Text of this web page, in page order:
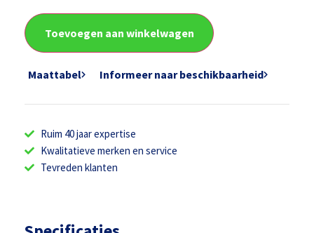
Toevoegen aan winkelwagen
Maattabel Informeer naar beschikbaarheid
Ruim 40 jaar expertise
Kwalitatieve merken en service
Tevreden klanten